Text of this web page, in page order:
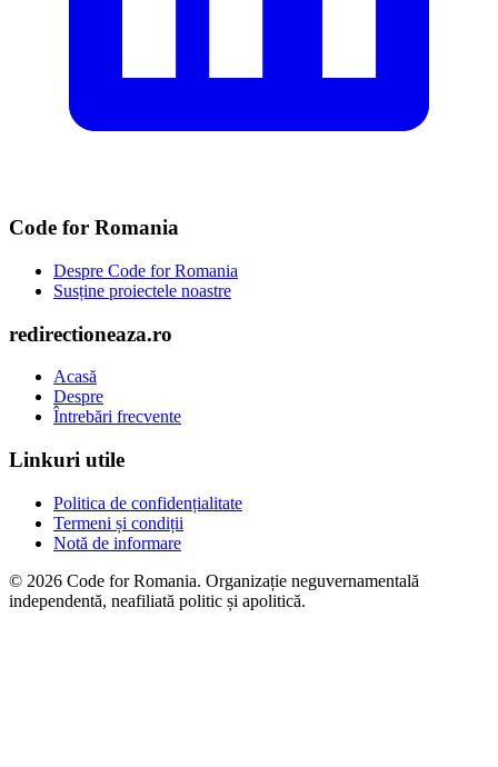
Code for Romania
Despre Code for Romania
Susține proiectele noastre
redirectioneaza.ro
Acasă
Despre
Întrebări frecvente
Linkuri utile
Politica de confidențialitate
Termeni și condiții
Notă de informare
© 2026 Code for Romania. Organizație neguvernamentală
independentă, neafiliată politic și apolitică.